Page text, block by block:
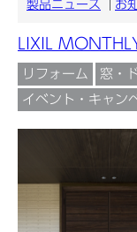
製品ニュース
お
LIXIL
リフォーム 窓・
イベント・キャン